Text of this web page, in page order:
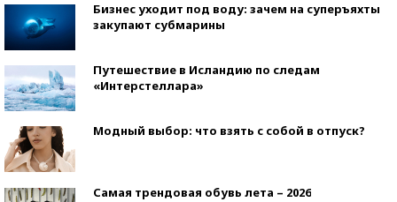
Бизнес уходит под воду: зачем на суперъяхты
закупают субмарины
Путешествие в Исландию по следам
«Интерстеллара»
Модный выбор: что взять с собой в отпуск?
Самая трендовая обувь лета – 2026